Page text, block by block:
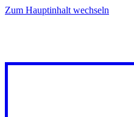
Zum Hauptinhalt wechseln